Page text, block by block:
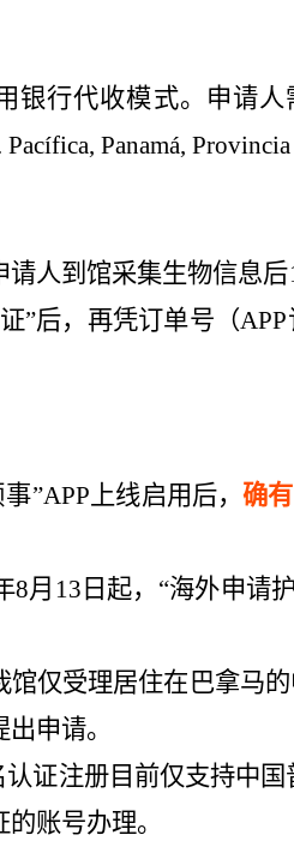
银行代收模式。申请人
Pacífica, Panamá, Provincia
请人到馆采集生物信息后
”后，再凭订单号（APP
事”APP 上线启用后， 确
8月 13 日起，“海外申请
馆仅受理居住在巴拿马
申请。
认证注册目前仅支持中
账号办理。